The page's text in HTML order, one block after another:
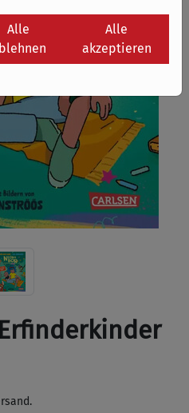
Alle
Alle
akzeptieren